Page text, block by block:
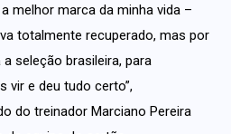
melhor marca da minha vida –
totalmente recuperado, mas por
seleção brasileira, para
vir e deu tudo certo”,
do treinador Marciano Pereira